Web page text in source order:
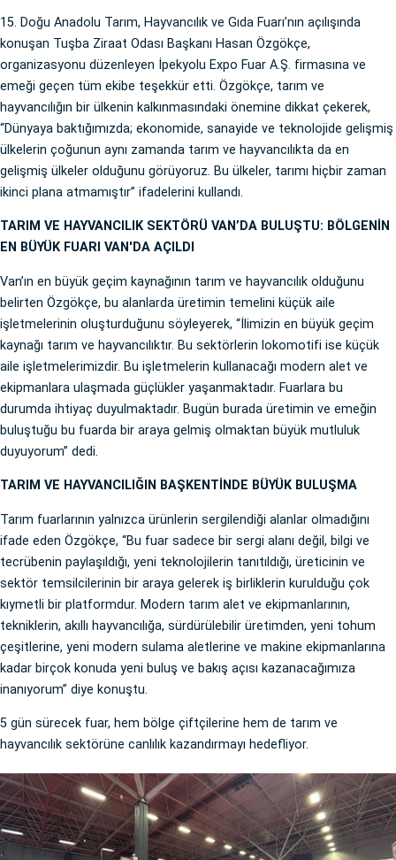
15. Doğu Anadolu Tarım, Hayvancılık ve Gıda Fuarı’nın açılışında
konuşan Tuşba Ziraat Odası Başkanı Hasan Özgökçe,
organizasyonu düzenleyen İpekyolu Expo Fuar A.Ş. firmasına ve
emeği geçen tüm ekibe teşekkür etti. Özgökçe, tarım ve
hayvancılığın bir ülkenin kalkınmasındaki önemine dikkat çekerek,
“Dünyaya baktığımızda; ekonomide, sanayide ve teknolojide gelişmiş
ülkelerin çoğunun aynı zamanda tarım ve hayvancılıkta da en
gelişmiş ülkeler olduğunu görüyoruz. Bu ülkeler, tarımı hiçbir zaman
ikinci plana atmamıştır” ifadelerini kullandı.
TARIM VE HAYVANCILIK SEKTÖRÜ VAN’DA BULUŞTU: BÖLGENİN
EN BÜYÜK FUARI VAN'DA AÇILDI
Van’ın en büyük geçim kaynağının tarım ve hayvancılık olduğunu
belirten Özgökçe, bu alanlarda üretimin temelini küçük aile
işletmelerinin oluşturduğunu söyleyerek, “İlimizin en büyük geçim
kaynağı tarım ve hayvancılıktır. Bu sektörlerin lokomotifi ise küçük
aile işletmelerimizdir. Bu işletmelerin kullanacağı modern alet ve
ekipmanlara ulaşmada güçlükler yaşanmaktadır. Fuarlara bu
durumda ihtiyaç duyulmaktadır. Bugün burada üretimin ve emeğin
buluştuğu bu fuarda bir araya gelmiş olmaktan büyük mutluluk
duyuyorum” dedi.
TARIM VE HAYVANCILIĞIN BAŞKENTİNDE BÜYÜK BULUŞMA
Tarım fuarlarının yalnızca ürünlerin sergilendiği alanlar olmadığını
ifade eden Özgökçe, “Bu fuar sadece bir sergi alanı değil, bilgi ve
tecrübenin paylaşıldığı, yeni teknolojilerin tanıtıldığı, üreticinin ve
sektör temsilcilerinin bir araya gelerek iş birliklerin kurulduğu çok
kıymetli bir platformdur. Modern tarım alet ve ekipmanlarının,
tekniklerin, akıllı hayvancılığa, sürdürülebilir üretimden, yeni tohum
çeşitlerine, yeni modern sulama aletlerine ve makine ekipmanlarına
kadar birçok konuda yeni buluş ve bakış açısı kazanacağımıza
inanıyorum” diye konuştu.
5 gün sürecek fuar, hem bölge çiftçilerine hem de tarım ve
hayvancılık sektörüne canlılık kazandırmayı hedefliyor.